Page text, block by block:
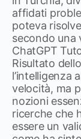
affidati
poteva
secondo una
ChatGPT
Risultato
l’intelligenza
velocità, ma
nozioni
ricerche che
essere un